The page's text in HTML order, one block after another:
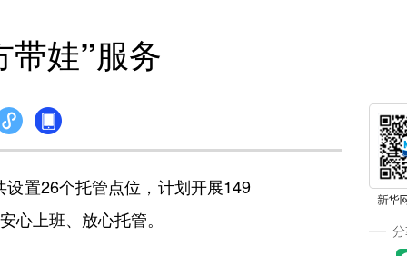
娃”服务
置26个托管点位，计划开展149
上班、放心托管。